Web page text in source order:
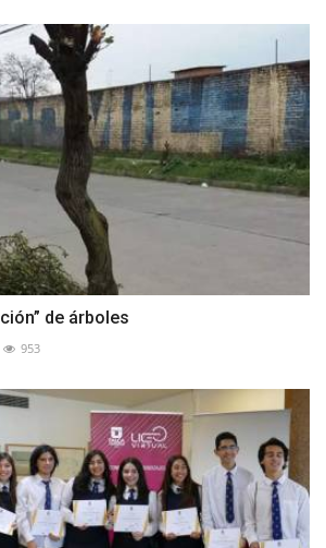
de árboles
953